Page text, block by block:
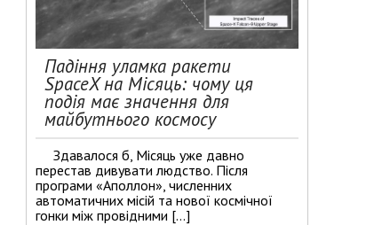
Падіння уламка ракети
SpaceX на Місяць: чому ця
подія має значення для
майбутнього космосу
Здавалося б, Місяць уже давно
перестав дивувати людство. Після
програми «Аполлон», численних
автоматичних місій та нової космічної
гонки між провідними […]